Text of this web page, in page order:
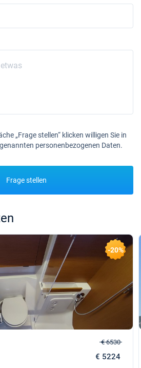
„Frage stellen“ klicken willigen Sie in
personenbezogenen Daten.
Frage stellen
-20%
€ 6530
€ 5224